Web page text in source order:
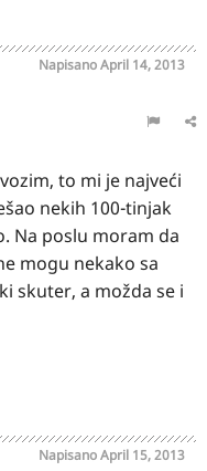
NapisanoApril 14, 2013
to mi je najveći
nekih 100-tinjak
Na poslu moram da
mogu nekako sa
skuter, a možda se i
NapisanoApril 15, 2013